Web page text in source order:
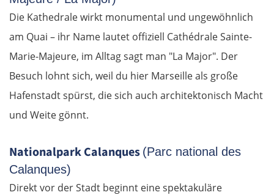
Die Kathedrale wirkt monumental und ungewöhnlich
am Quai – ihr Name lautet offiziell Cathédrale Sainte-
Marie-Majeure, im Alltag sagt man "La Major". Der
Besuch lohnt sich, weil du hier Marseille als große
Hafenstadt spürst, die sich auch architektonisch Macht
und Weite gönnt.
Nationalpark Calanques (Parc national des
Calanques)
Direkt vor der Stadt beginnt eine spektakuläre